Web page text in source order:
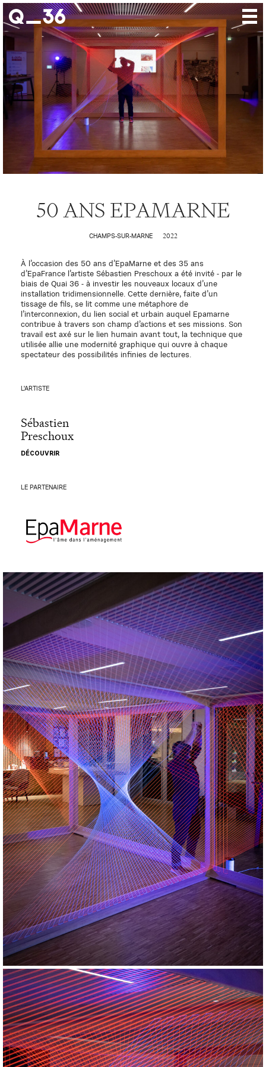
Nos créations
Nos talents
Où nous trouver
Nos expositions
À propos
Presse
Contact
50 ANS EPAMARNE
CHAMPS-SUR-MARNE 2022
À l’occasion des 50 ans d’EpaMarne et des 35 ans
d’EpaFrance l’artiste Sébastien Preschoux a été invité - par le
biais de Quai 36 - à investir les nouveaux locaux d’une
installation tridimensionnelle. Cette dernière, faite d’un
tissage de fils, se lit comme une métaphore de
l’interconnexion, du lien social et urbain auquel Epamarne
contribue à travers son champ d’actions et ses missions. Son
travail est axé sur le lien humain avant tout, la technique que
utilisée allie une modernité graphique qui ouvre à chaque
spectateur des possibilités infinies de lectures.
L'ARTISTE
Sébastien
Preschoux
DÉCOUVRIR
LE PARTENAIRE